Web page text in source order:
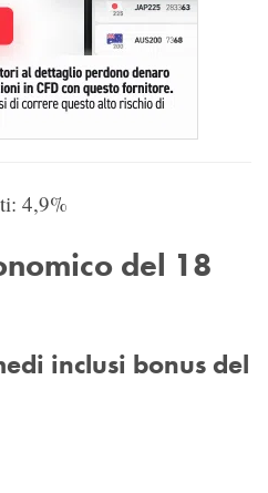
4,9%
del 18
inclusi bonus del